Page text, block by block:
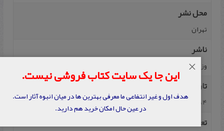
محل نشر
تهران
ناشر
وزارت‌ آموزش‌ و پرورش
تاریخ نشر
1384
تعداد صفحه
این جا یک سایت کتاب فروشی نیست.
هدف اول و غیر انتفاعی ما معرفی بهترین ها در میان انبوه آثار است.
در عین حال امکان خرید هم دارید.
×